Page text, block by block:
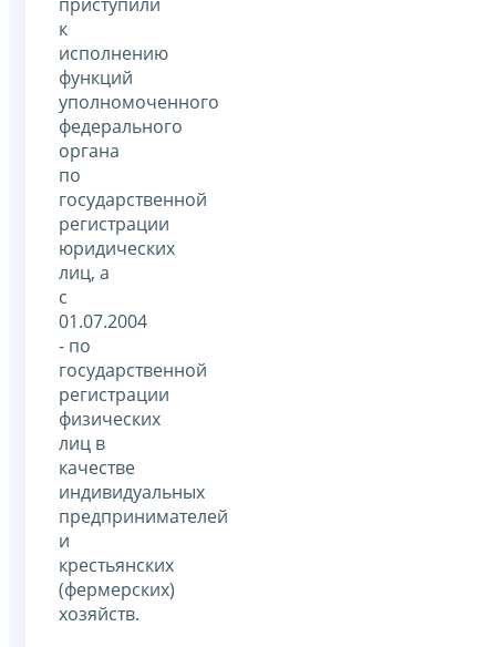
к
исполнению
функций
уполномоченного
федерального
органа
по
государственной
регистрации
юридических
лиц, а
с
01.07.2004
- по
государственной
регистрации
физических
лиц в
качестве
индивидуальных
предпринимателей
и
крестьянских
(фермерских)
хозяйств.